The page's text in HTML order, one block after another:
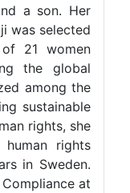
and a son. Her
was selected
of 21 women
the global
among the
sustainable
human rights, she
human rights
Cars in Sweden.
of Compliance at